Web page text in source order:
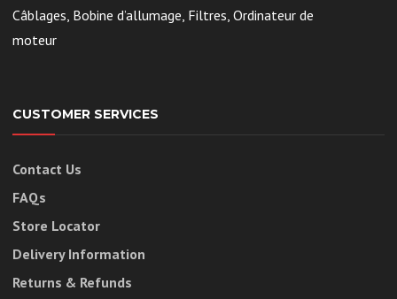
Câblages, Bobine d’allumage, Filtres, Ordinateur de
moteur
CUSTOMER SERVICES
Contact Us
FAQs
Store Locator
Delivery Information
Returns & Refunds